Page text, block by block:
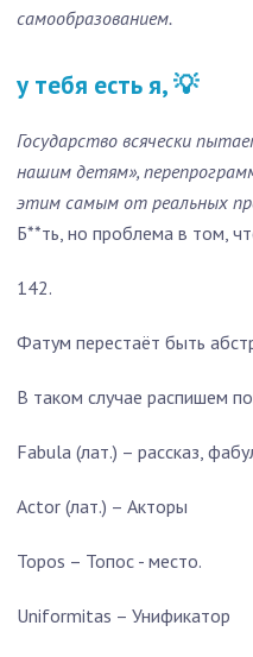
самообразованием.
у тебя есть я, 💡
Государство всячески
нашим детям»,
этим самым от реальных
Б**ть, но проблема в том,
142.
Фатум перестаёт быть
В таком случае распишем
Fabula (лат.) – рассказ,
Actor (лат.) – Акторы
Topos – Топос - место.
Uniformitas – Унификатор